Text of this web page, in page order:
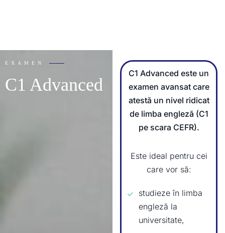
EXAMEN
C1 Advanced
C1 Advanced este un
examen avansat care
atestă un nivel ridicat
de limba engleză (C1
pe scara CEFR).
Este ideal pentru cei
care vor să:
studieze în limba
engleză la
universitate,